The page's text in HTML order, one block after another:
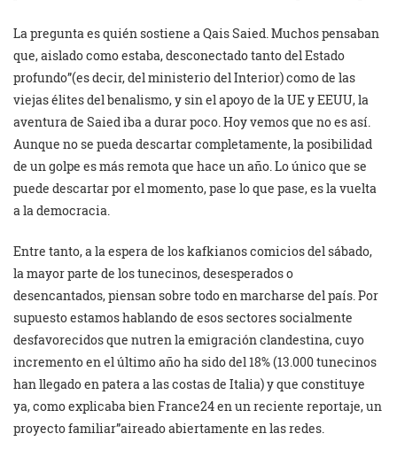
La pregunta es quién sostiene a Qais Saied. Muchos pensaban
que, aislado como estaba, desconectado tanto del Estado
profundo”(es decir, del ministerio del Interior) como de las
viejas élites del benalismo, y sin el apoyo de la UE y EEUU, la
aventura de Saied iba a durar poco. Hoy vemos que no es así.
Aunque no se pueda descartar completamente, la posibilidad
de un golpe es más remota que hace un año. Lo único que se
puede descartar por el momento, pase lo que pase, es la vuelta
a la democracia.
Entre tanto, a la espera de los kafkianos comicios del sábado,
la mayor parte de los tunecinos, desesperados o
desencantados, piensan sobre todo en marcharse del país. Por
supuesto estamos hablando de esos sectores socialmente
desfavorecidos que nutren la emigración clandestina, cuyo
incremento en el último año ha sido del 18% (13.000 tunecinos
han llegado en patera a las costas de Italia) y que constituye
ya, como explicaba bien France24 en un reciente reportaje, un
proyecto familiar”aireado abiertamente en las redes.